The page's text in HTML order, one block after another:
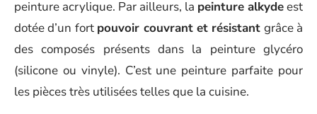
peinture acrylique. Par ailleurs, la peinture alkydeest
dotée d’un fort pouvoir couvrant et résistant grâce à
des composés présents dans la peinture glycéro
(silicone ou vinyle). C’est une peinture parfaite pour
les pièces très utilisées telles que la cuisine.